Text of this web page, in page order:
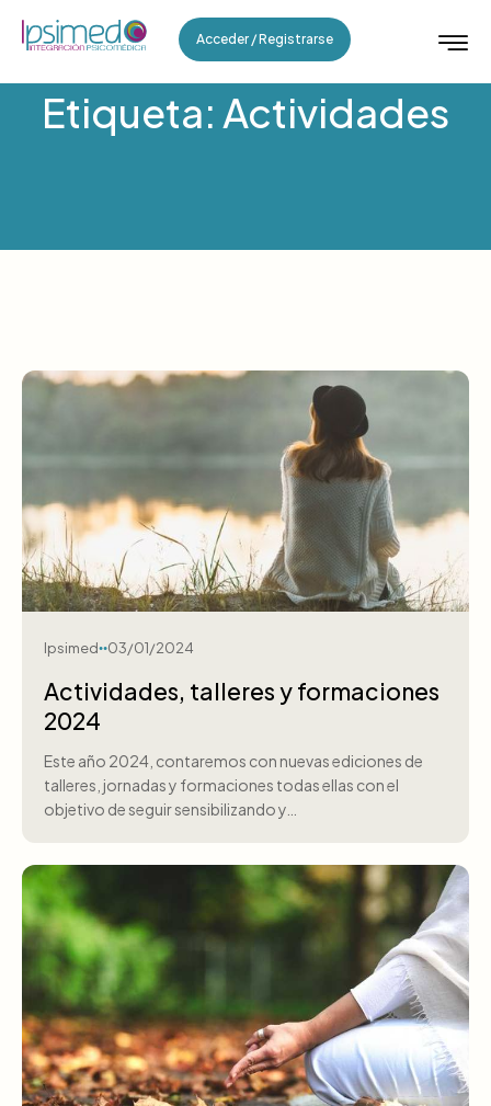
Acceder / Registrarse
Etiqueta: Actividades
Ipsimed 03/01/2024
Actividades, talleres y formaciones
2024
Este año 2024, contaremos con nuevas ediciones de
talleres, jornadas y formaciones todas ellas con el
objetivo de seguir sensibilizando y…